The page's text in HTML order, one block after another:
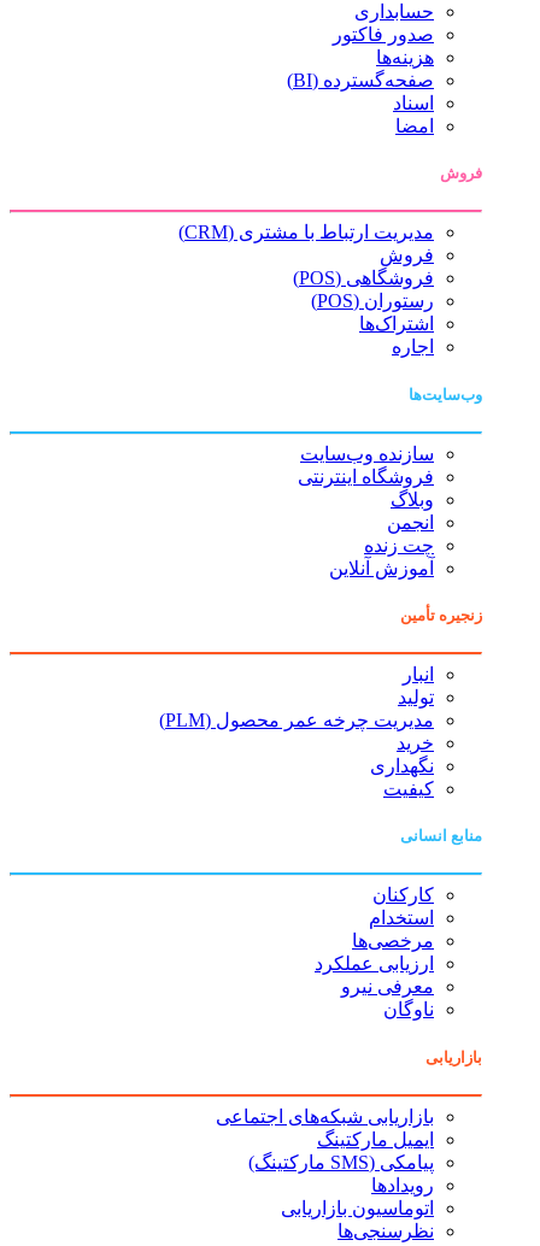
حسابداری
صدور فاکتور
هزینه‌ها
صفحه‌گسترده (BI)
اسناد
امضا
فروش
مدیریت ارتباط با مشتری (CRM)
فروش
فروشگاهی (POS)
رستوران (POS)
اشتراک‌ها
اجاره
وب‌سایت‌ها
سازنده وب‌سایت
فروشگاه اینترنتی
وبلاگ
انجمن
چت زنده
آموزش آنلاین
زنجیره تأمین
انبار
تولید
مدیریت چرخه عمر محصول (PLM)
خرید
نگهداری
کیفیت
منابع انسانی
کارکنان
استخدام
مرخصی‌ها
ارزیابی عملکرد
معرفی نیرو
ناوگان
بازاریابی
بازاریابی شبکه‌های اجتماعی
ایمیل مارکتینگ
پیامکی (SMS مارکتینگ)
رویدادها
اتوماسیون بازاریابی
نظرسنجی‌ها